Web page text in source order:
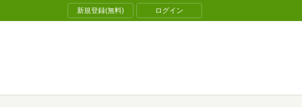
新規登録(無料) ログイン